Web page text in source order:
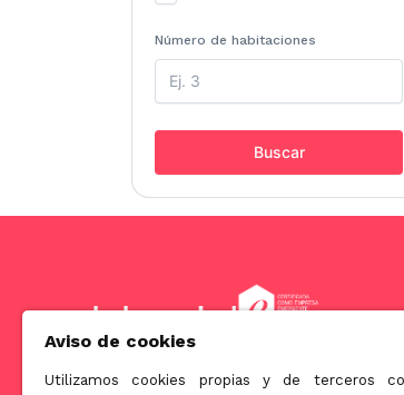
Número de habitaciones
Buscar
Aviso de cookies
Utilizamos cookies propias y de terceros